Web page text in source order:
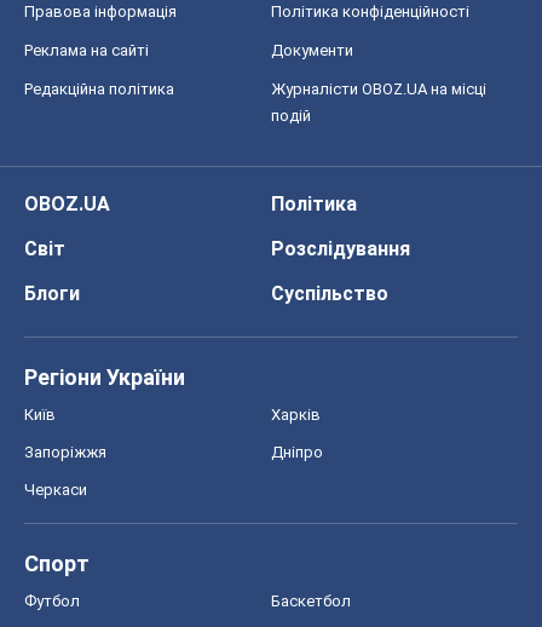
Правова інформація Політика конфіденційності
Реклама на сайті Документи
Редакційна політика
Журналісти OBOZ.UA на місці
подій
OBOZ.UA
Політика
Світ
Розслідування
Блоги
Суспільство
Регіони України
Київ Харків
Запоріжжя Дніпро
Черкаси
Спорт
Футбол Баскетбол